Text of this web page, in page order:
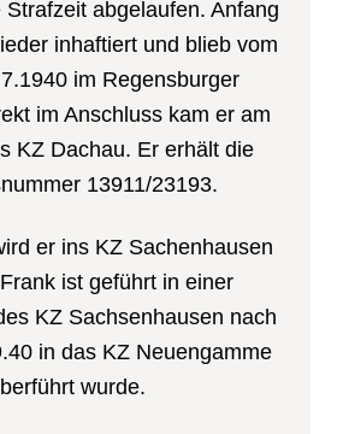
abgelaufen. Anfang
inhaftiert und blieb vom
im Regensburger
im Anschluss kam er am
KZ Dachau. Er erhält die
13911/23193.
er ins KZ Sachenhausen
ist geführt in einer
KZ Sachsenhausen nach
in das KZ Neuengamme
wurde.